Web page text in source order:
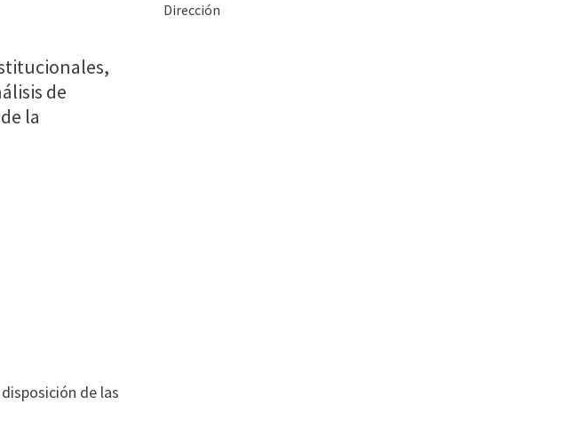
de
la
Dirección
de las